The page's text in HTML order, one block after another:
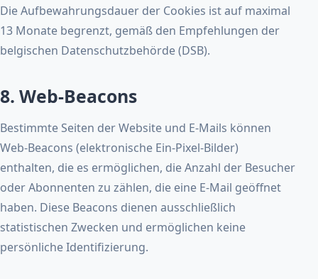
Die Aufbewahrungsdauer der Cookies ist auf maximal
13 Monate begrenzt, gemäß den Empfehlungen der
belgischen Datenschutzbehörde (DSB).
8. Web-Beacons
Bestimmte Seiten der Website und E-Mails können
Web-Beacons (elektronische Ein-Pixel-Bilder)
enthalten, die es ermöglichen, die Anzahl der Besucher
oder Abonnenten zu zählen, die eine E-Mail geöffnet
haben. Diese Beacons dienen ausschließlich
statistischen Zwecken und ermöglichen keine
persönliche Identifizierung.